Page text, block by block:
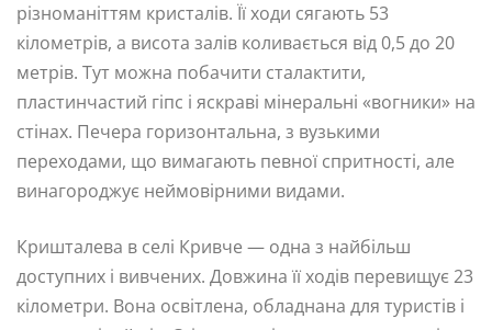
різноманіттям кристалів. Її ходи сягають 53
кілометрів, а висота залів коливається від 0,5 до 20
метрів. Тут можна побачити сталактити,
пластинчастий гіпс і яскраві мінеральні «вогники» на
стінах. Печера горизонтальна, з вузькими
переходами, що вимагають певної спритності, але
винагороджує неймовірними видами.
Кришталева в селі Кривче — одна з найбільш
доступних і вивчених. Довжина її ходів перевищує 23
кілометри. Вона освітлена, обладнана для туристів і